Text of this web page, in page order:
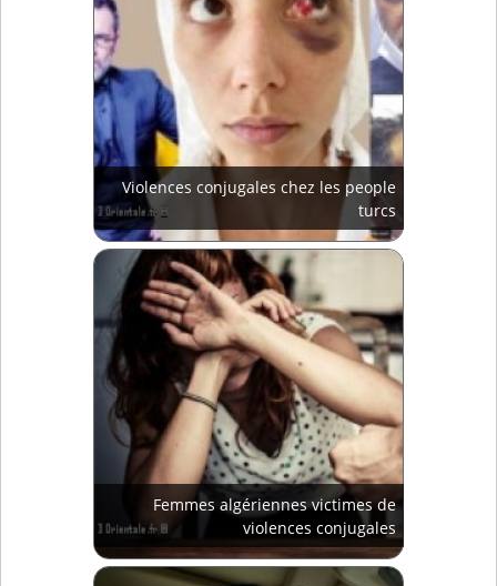
Violences conjugales chez les people
turcs
Femmes algériennes victimes de
violences conjugales